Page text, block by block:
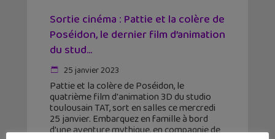
Sortie cinéma : Pattie et la colère de
Poséidon, le dernier film d’animation
du stud...
25 janvier 2023
Pattie et la colère de Poséidon, le
quatrième film d'animation 3D du studio
toulousain TAT, sort en salles ce mercredi
25 janvier. Embarquez en famille à bord
d'une aventure mythique, en compagnie de